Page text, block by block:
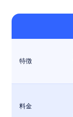
特徴
料金